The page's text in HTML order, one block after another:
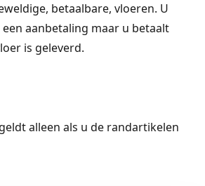
betaalbare, vloeren. U
aanbetaling maar u betaalt
is geleverd.
alleen als u de randartikelen